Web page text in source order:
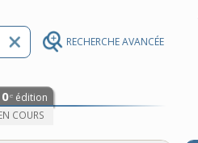
RECHERCHE AVANCÉE
e édition
COURS